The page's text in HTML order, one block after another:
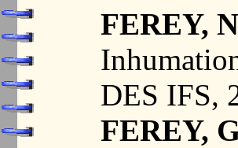
FEREY,
DES IFS,
FEREY,